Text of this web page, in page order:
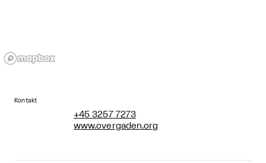
Kontakt
+45 3257 7273
www.overgaden.org